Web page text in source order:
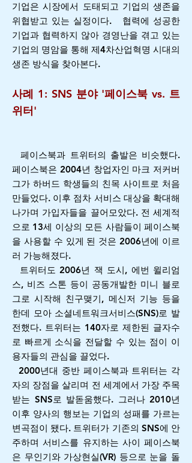
기업은 시장에서 도태되고 기업의 생존을
위협받고 있는 실정이다. 협력에 성공한
기업과 협력하지 않아 경영난을 겪고 있는
기업의 명암을 통해 제4차산업혁명 시대의
생존 방식을 찾아본다.
사례 1: SNS 분야 '페이스북 vs. 트
위터'
페이스북과 트위터의 출발은 비슷했다.
페이스북은 2004년 창업자인 마크 저커버
그가 하버드 학생들의 친목 사이트로 처음
만들었다. 이후 점차 서비스 대상을 확대해
나가며 가입자들을 끌어모았다. 전 세계적
으로 13세 이상의 모든 사람들이 페이스북
을 사용할 수 있게 된 것은 2006년에 이르
러 가능해졌다.
트위터도 2006년 잭 도시, 에번 윌리엄
스, 비즈 스톤 등이 공동개발한 미니 블로
그로 시작해 친구맺기, 메신저 기능 등을
한데 모아 소셜네트워크서비스(SNS)로 발
전했다. 트위터는 140자로 제한된 글자수
로 빠르게 소식을 전달할 수 있는 점이 이
용자들의 관심을 끌었다.
2000년대 중반 페이스북과 트위터는 각
자의 장점을 살리며 전 세계에서 가장 주목
받는 SNS로 발돋움했다. 그러나 2010년
이후 양사의 행보는 기업의 성패를 가르는
변곡점이 됐다. 트위터가 기존의 SNS에 안
주하며 서비스를 유지하는 사이 페이스북
은 무인기와 가상현실(VR) 등으로 눈을 돌